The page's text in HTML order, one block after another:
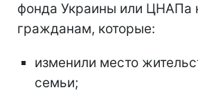
фонда Украины или ЦНАПа
гражданам, которые:
изменили место
семьи;